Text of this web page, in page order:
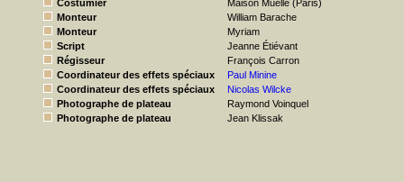
Costumier
Maison Muelle (Paris)
Monteur
William Barache
Monteur
Myriam
Script
Jeanne Étiévant
Régisseur
François Carron
Coordinateur des effets spéciaux
Paul Minine
Coordinateur des effets spéciaux
Nicolas Wilcke
Photographe de plateau
Raymond Voinquel
Photographe de plateau
Jean Klissak